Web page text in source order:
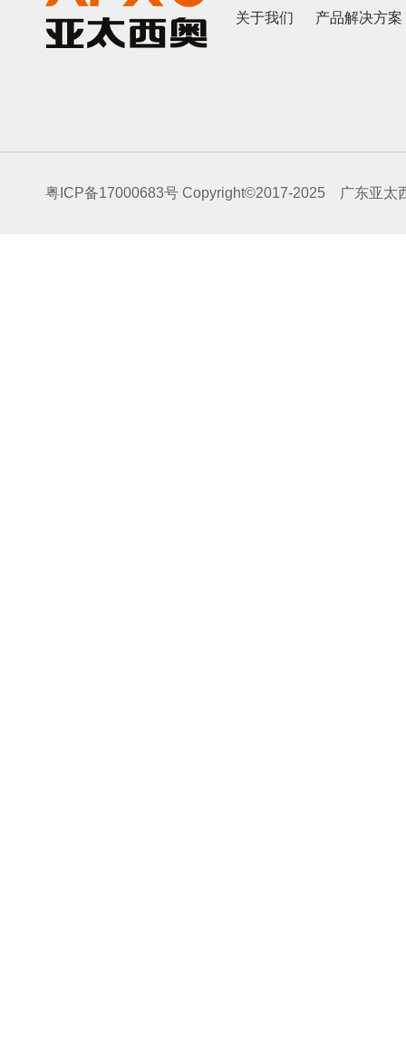
关于我们 产品解决方案
粤ICP备17000683号 Copyright©2017-2025 广东亚太